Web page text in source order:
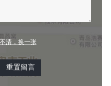
清，换一张